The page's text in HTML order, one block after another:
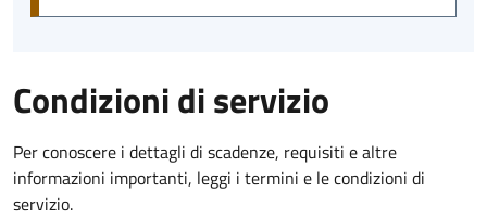
Condizioni di servizio
Per conoscere i dettagli di scadenze, requisiti e altre
informazioni importanti, leggi i termini e le condizioni di
servizio.